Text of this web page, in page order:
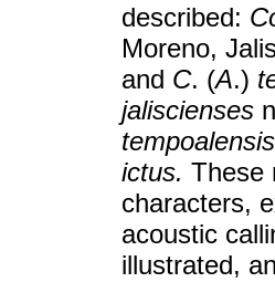
described:
Moreno,
and C. (A.)
jaliscienses
tempoalensis
ictus. These
characters,
acoustic
illustrated,